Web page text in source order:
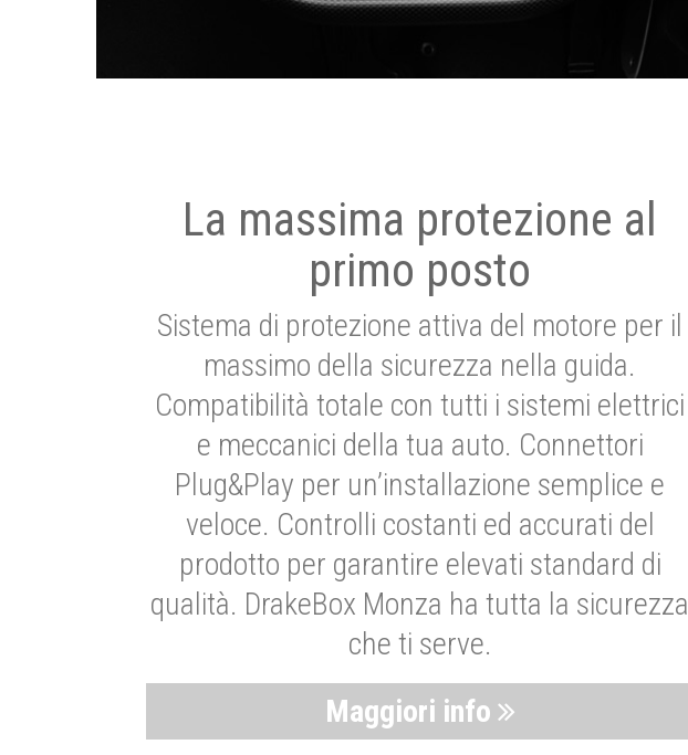
La massima protezione al
primo posto
Sistema di protezione attiva del motore per il
massimo della sicurezza nella guida.
Compatibilità totale con tutti i sistemi elettrici
e meccanici della tua auto. Connettori
Plug&Play per un’installazione semplice e
veloce. Controlli costanti ed accurati del
prodotto per garantire elevati standard di
qualità. DrakeBox Monza ha tutta la sicurezza
che ti serve.
Maggiori info